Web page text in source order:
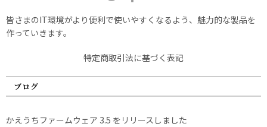
皆さまのIT環境がより便利で使いやすくなるよう、魅力的な製品を
作っていきます。
特定商取引法に基づく表記
ブログ
かえうちファームウェア 3.5 をリリースしました